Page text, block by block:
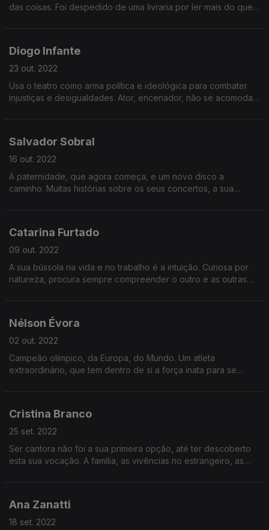
das coisas. Foi despedido de uma livraria por ler mais do que
Diogo Infante
23 out. 2022
Usa o teatro como arma política e ideológica para combater
injustiças e desigualdades. Ator, encenador, não se acomoda.
Salvador Sobral
16 out. 2022
A paternidade, que agora começa, e um novo disco a
caminho. Muitas histórias sobre os seus concertos, a sua
Catarina Furtado
09 out. 2022
A sua bússola na vida e no trabalho é a intuição. Curiosa por
natureza, procura sempre compreender o outro e as outras
Nélson Évora
02 out. 2022
Campeão olímpico, da Europa, do Mundo. Um atleta
extraordinário, que tem dentro de si a força inata para se
Cristina Branco
25 set. 2022
Ser cantora não foi a sua primeira opção, até ter descoberto
esta sua vocação. A família, as vivências no estrangeiro, as
Ana Zanatti
18 set. 2022